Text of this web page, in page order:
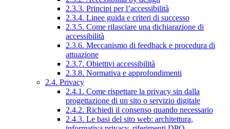
2.3.3. Principi per l’accessibilità
2.3.4. Linee guida e criteri di successo
2.3.5. Come rilasciare una dichiarazione di
accessibilità
2.3.6. Meccanismo di feedback e procedura di
attuazione
2.3.7. Obiettivi accessibilità
2.3.8. Normativa e approfondimenti
2.4. Privacy
2.4.1. Come rispettare la privacy sin dalla
progettazione di un sito o servizio digitale
2.4.2. Richiedi il consenso quando necessario
2.4.3. Le basi del sito web: architettura,